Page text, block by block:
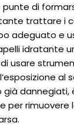
di
trattare i
adeguato e
idratante
usare
al
già
per rimuovere